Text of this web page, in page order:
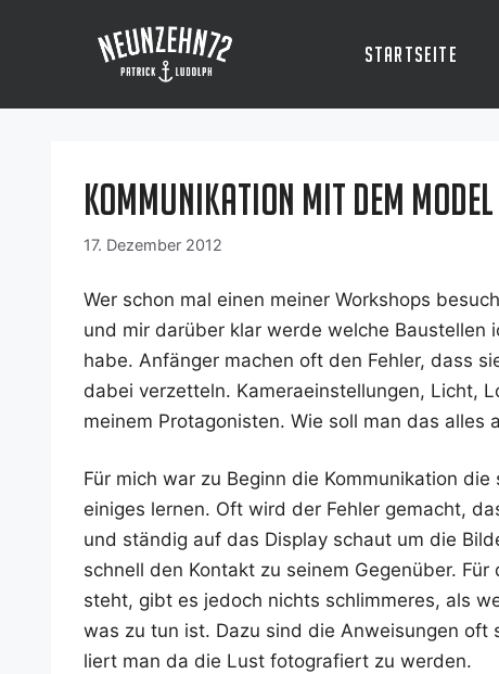
Startseite
Kommunikation mit dem Model
17. Dezember 2012
Wer schon mal einen mei­ner Work­shops
und mir dar­über klar wer­de wel­che
habe. Anfän­ger machen oft den Feh­ler, dass
dabei ver­zet­teln. Kame­ra­ein­stel­lun­gen, Licht,
mei­nem Prot­ago­nis­ten. Wie soll man das alles
Für mich war zu Beginn die Kom­mu­ni­ka­ti­on
eini­ges ler­nen. Oft wird der Feh­ler gemacht,
und stän­dig auf das Dis­play schaut um die
schnell den Kon­takt zu sei­nem Gegen­über.
steht, gibt es jedoch nichts schlim­me­res, als
was zu tun ist. Dazu sind die Anwei­sun­gen
liert man da die Lust foto­gra­fiert zu werden.